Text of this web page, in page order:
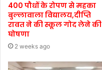
400 पौधों के रोपण से महका
बुल्लावाला विद्यालय,दीप्ति
रावत ने की स्कूल गोद लेने की
घोषणा
2 weeks ago